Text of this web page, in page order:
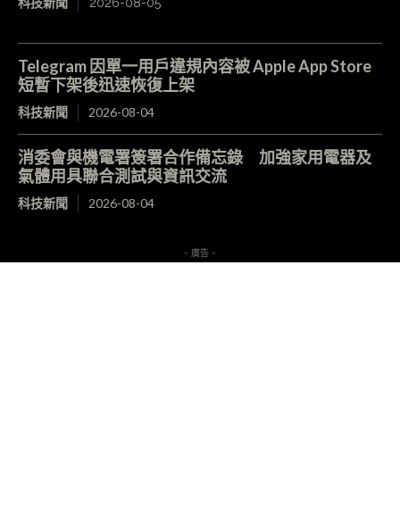
科技新聞 2026-08-05
Telegram 因單一用戶違規內容被 Apple App Store
短暫下架後迅速恢復上架
科技新聞 2026-08-04
消委會與機電署簽署合作備忘錄 加強家用電器及
氣體用具聯合測試與資訊交流
科技新聞 2026-08-04
- 廣告 -